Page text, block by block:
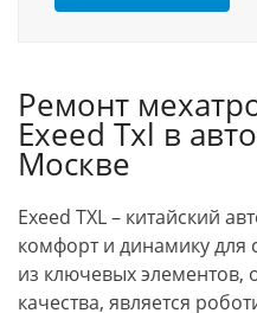
Ремонт
Exeed Txl в
Москве
Exeed TXL – китайский
комфорт и динамику для
из ключевых элементов,
качества, является